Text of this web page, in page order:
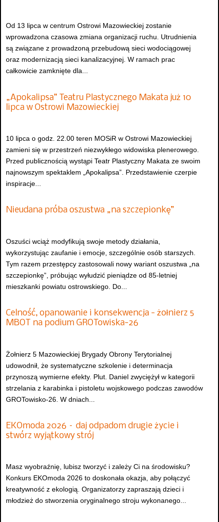
Od 13 lipca w centrum Ostrowi Mazowieckiej zostanie
wprowadzona czasowa zmiana organizacji ruchu. Utrudnienia
są związane z prowadzoną przebudową sieci wodociągowej
oraz modernizacją sieci kanalizacyjnej. W ramach prac
całkowicie zamknięte dla...
„Apokalipsa” Teatru Plastycznego Makata już 10
lipca w Ostrowi Mazowieckiej
10 lipca o godz. 22.00 teren MOSiR w Ostrowi Mazowieckiej
zamieni się w przestrzeń niezwykłego widowiska plenerowego.
Przed publicznością wystąpi Teatr Plastyczny Makata ze swoim
najnowszym spektaklem „Apokalipsa”. Przedstawienie czerpie
inspiracje...
Nieudana próba oszustwa „na szczepionkę”
Oszuści wciąż modyfikują swoje metody działania,
wykorzystując zaufanie i emocje, szczególnie osób starszych.
Tym razem przestępcy zastosowali nowy wariant oszustwa „na
szczepionkę”, próbując wyłudzić pieniądze od 85-letniej
mieszkanki powiatu ostrowskiego. Do...
Celność, opanowanie i konsekwencja - żołnierz 5
MBOT na podium GROTowiska-26
Żołnierz 5 Mazowieckiej Brygady Obrony Terytorialnej
udowodnił, że systematyczne szkolenie i determinacja
przynoszą wymierne efekty. Plut. Daniel zwyciężył w kategorii
strzelania z karabinka i pistoletu wojskowego podczas zawodów
GROTowisko-26. W dniach...
EKOmoda 2026 – daj odpadom drugie życie i
stwórz wyjątkowy strój
Masz wyobraźnię, lubisz tworzyć i zależy Ci na środowisku?
Konkurs EKOmoda 2026 to doskonała okazja, aby połączyć
kreatywność z ekologią. Organizatorzy zapraszają dzieci i
młodzież do stworzenia oryginalnego stroju wykonanego...